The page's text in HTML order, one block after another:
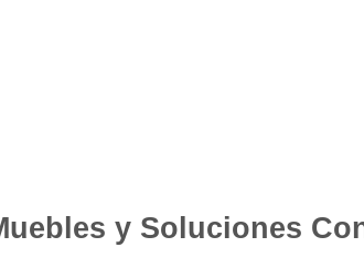
y Soluciones